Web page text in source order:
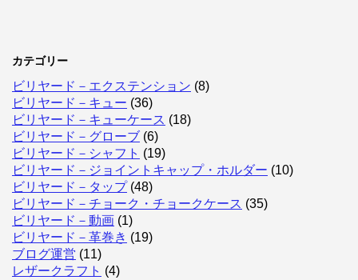
カテゴリー
ビリヤード－エクステンション (8)
ビリヤード－キュー (36)
ビリヤード－キューケース (18)
ビリヤード－グローブ (6)
ビリヤード－シャフト (19)
ビリヤード－ジョイントキャップ・ホルダー (10)
ビリヤード－タップ(48)
ビリヤード－チョーク・チョークケース (35)
ビリヤード－動画 (1)
ビリヤード－革巻き (19)
ブログ運営 (11)
レザークラフト (4)